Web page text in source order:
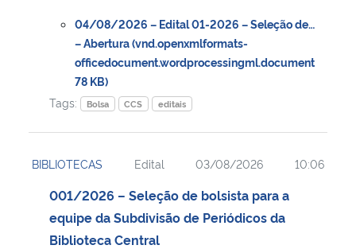
04/08/2026 – Edital 01-2026 – Seleção de…
– Abertura (vnd.openxmlformats-
officedocument.wordprocessingml.document
78 KB)
Tags:
Bolsa CCS editais
BIBLIOTECAS Edital 03/08/2026 10:06
001/2026 – Seleção de bolsista para a
equipe da Subdivisão de Periódicos da
Biblioteca Central